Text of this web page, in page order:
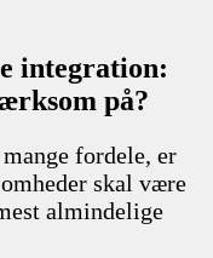
integration:
på?
fordele, er
skal være
almindelige